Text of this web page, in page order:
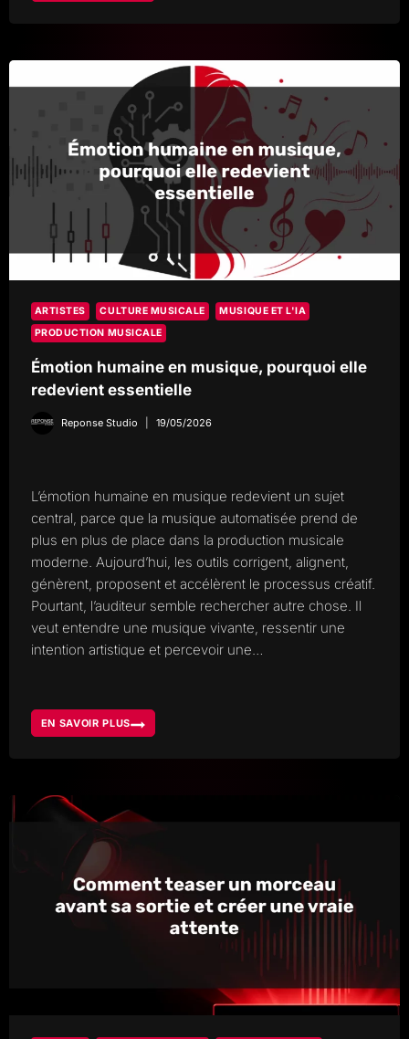
CONSTRUIRE
ARTISTES CULTURE MUSICALE
MUSIQUE ET L'IA
PRODUCTION MUSICALE
Émotion humaine en musique, pourquoi elle
redevient essentielle
Reponse Studio 19/05/2026
L’émotion humaine en musique redevient un sujet
central, parce que la musique automatisée prend de
plus en plus de place dans la production musicale
moderne. Aujourd’hui, les outils corrigent, alignent,
génèrent, proposent et accélèrent le processus créatif.
Pourtant, l’auditeur semble rechercher autre chose. Il
veut entendre une musique vivante, ressentir une
intention artistique et percevoir une…
EN SAVOIR PLUS
ÉMOTION
HUMAINE
ESSENTIELLE